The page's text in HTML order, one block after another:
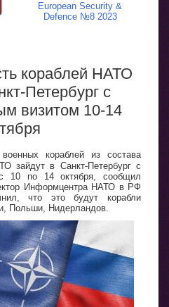
European Security &
Defence №8 2023
кораблей НАТО
Петербург с
визитом 10-14
кораблей из состава
зайдут в Санкт-Петербург с
10 по 14 октября, сообщил
Информцентра НАТО в РФ
что это будут корабли
Польши, Нидерландов.